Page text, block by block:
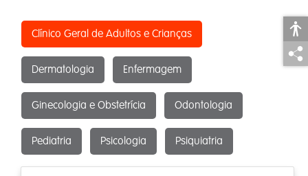
Clínico Geral de Adultos e Crianças
Dermatologia Enfermagem
Ginecologia e Obstetrícia Odontologia
Pediatria Psicologia Psiquiatria